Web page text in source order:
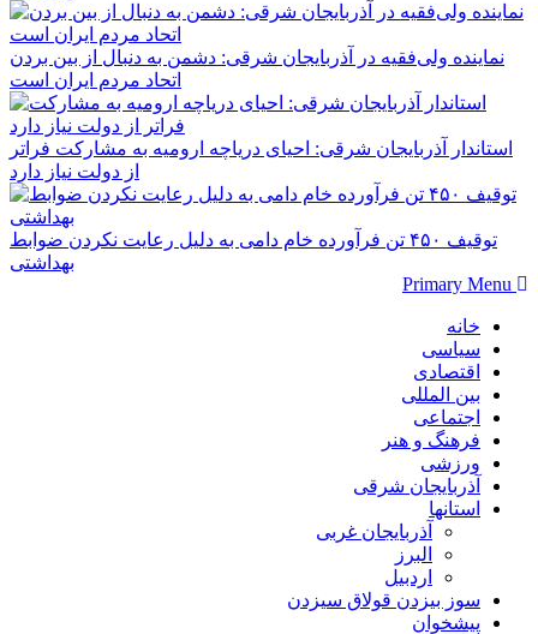
نماینده ولی‌فقیه در آذربایجان شرقی: دشمن به دنبال از بین بردن
اتحاد مردم ایران است
استاندار آذربایجان شرقی: احیای دریاچه ارومیه به مشارکت فراتر
از دولت نیاز دارد
توقیف ۴۵۰ تن فرآورده خام دامی به دلیل رعایت نکردن ضوابط
بهداشتی
Primary Menu
خانه
سیاسی
اقتصادی
بین المللی
اجتماعی
فرهنگ و هنر
ورزشی
آذربایجان شرقی
استانها
آذربایجان غربی
البرز
اردبیل
سوز بیزدن قولاق سیزدن
پیشخوان